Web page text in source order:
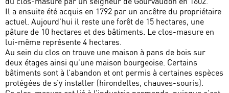
Il a ensuite été acquis en 1792 par un ancêtre du propriétaire
actuel. Aujourd’hui il reste une forêt de 15 hectares, une
pâture de 10 hectares et des bâtiments. Le clos-masure en
lui-même représente 4 hectares.
Au sein du clos on trouve une maison à pans de bois sur
deux étages ainsi qu’une maison bourgeoise. Certains
bâtiments sont à l’abandon et ont permis à certaines espèces
protégées de s’y installer (hirondelles, chauves-souris).